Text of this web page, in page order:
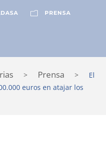
PRENSA
> Prensa >
El
euros en atajar los